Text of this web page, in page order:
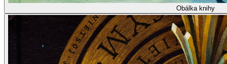
Obálka knihy